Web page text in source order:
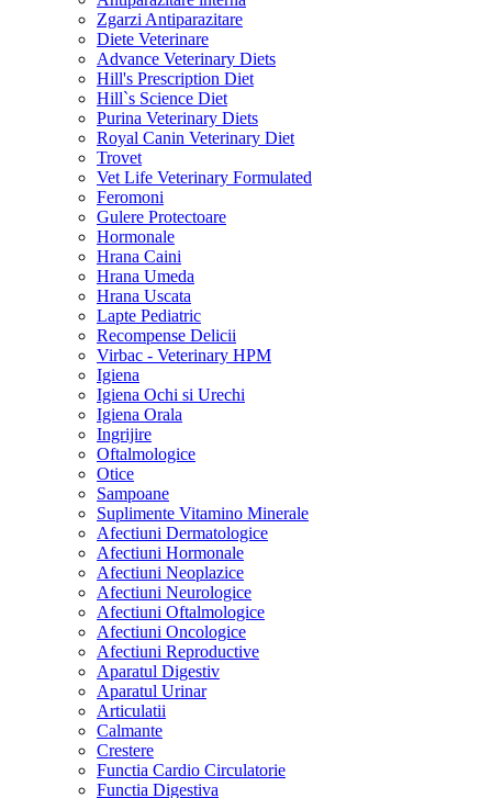
Zgarzi Antiparazitare
Diete Veterinare
Advance Veterinary Diets
Hill's Prescription Diet
Hill`s Science Diet
Purina Veterinary Diets
Royal Canin Veterinary Diet
Trovet
Vet Life Veterinary Formulated
Feromoni
Gulere Protectoare
Hormonale
Hrana Caini
Hrana Umeda
Hrana Uscata
Lapte Pediatric
Recompense Delicii
Virbac - Veterinary HPM
Igiena
Igiena Ochi si Urechi
Igiena Orala
Ingrijire
Oftalmologice
Otice
Sampoane
Suplimente Vitamino Minerale
Afectiuni Dermatologice
Afectiuni Hormonale
Afectiuni Neoplazice
Afectiuni Neurologice
Afectiuni Oftalmologice
Afectiuni Oncologice
Afectiuni Reproductive
Aparatul Digestiv
Aparatul Urinar
Articulatii
Calmante
Crestere
Functia Cardio Circulatorie
Functia Digestiva